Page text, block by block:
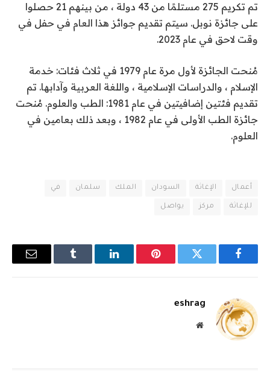
تم تكريم 275 مستلمًا من 43 دولة ، من بينهم 21 حصلوا
على جائزة نوبل. سيتم تقديم جوائز هذا العام في حفل في
وقت لاحق في عام 2023.
مُنحت الجائزة لأول مرة عام 1979 في ثلاث فئات: خدمة
الإسلام ، والدراسات الإسلامية ، واللغة العربية وآدابها. تم
تقديم فئتين إضافيتين في عام 1981: الطب والعلوم. مُنحت
جائزة الطب الأولى في عام 1982 ، وبعد ذلك بعامين في
العلوم.
أعمال الإغاثة السودان الملك سلمان في
للإغاثة مركز يواصل
فيسبوك تويتر بينتيريستلينكدإن Tumblr
البريد
eshrag
موقع